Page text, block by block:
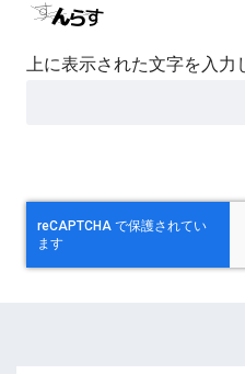
上に表示された文字を入力